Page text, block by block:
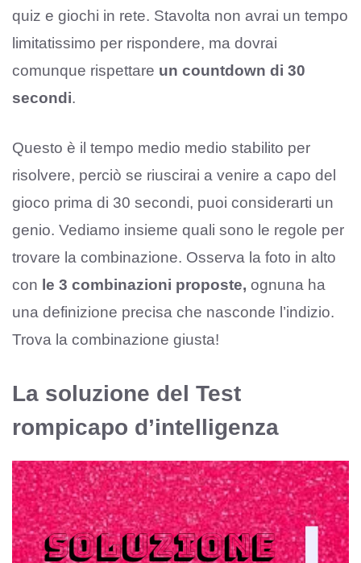
quiz e giochi in rete. Stavolta non avrai un tempo
limitatissimo per rispondere, ma dovrai
comunque rispettare un countdown di 30
secondi.
Questo è il tempo medio medio stabilito per
risolvere, perciò se riuscirai a venire a capo del
gioco prima di 30 secondi, puoi considerarti un
genio. Vediamo insieme quali sono le regole per
trovare la combinazione. Osserva la foto in alto
con le 3 combinazioni proposte, ognuna ha
una definizione precisa che nasconde l’indizio.
Trova la combinazione giusta!
La soluzione del Test
rompicapo d’intelligenza